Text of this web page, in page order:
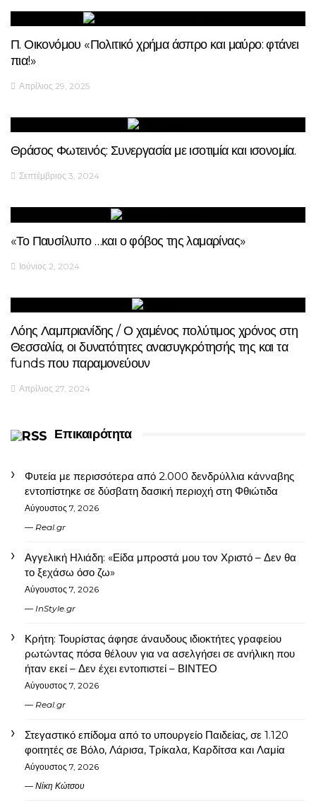
Π. Οικονόμου «Πολιτικό χρήμα άσπρο και μαύρο: φτάνει
πια!»
Απρίλιος 29, 2025
Θράσος Φωτεινός: Συνεργασία με ισοτιμία και ισονομία.
Σεπτέμβριος 3, 2024
«Το Παυσίλυπο …και ο φόβος της λαμαρίνας»
Ιούνιος 2, 2024
Λόης Λαμπριανίδης / Ο χαμένος πολύτιμος χρόνος στη
Θεσσαλία, οι δυνατότητες ανασυγκρότησής της και τα
funds που παραμονεύουν
Απρίλιος 27, 2024
Επικαιρότητα
Φυτεία με περισσότερα από 2.000 δενδρύλλια κάνναβης
εντοπίστηκε σε δύσβατη δασική περιοχή στη Φθιώτιδα
Αύγουστος 7, 2026
Real.gr
Αγγελική Ηλιάδη: «Είδα μπροστά μου τον Χριστό – Δεν θα
το ξεχάσω όσο ζω»
Αύγουστος 7, 2026
InStyle.gr
Κρήτη: Τουρίστας άφησε άναυδους ιδιοκτήτες γραφείου
ρωτώντας πόσα θέλουν για να ασελγήσει σε ανήλικη που
ήταν εκεί – Δεν έχει εντοπιστεί – ΒΙΝΤΕΟ
Αύγουστος 7, 2026
Real.gr
Στεγαστικό επίδομα από το υπουργείο Παιδείας, σε 1.120
φοιτητές σε Βόλο, Λάρισα, Τρίκαλα, Καρδίτσα και Λαμία
Αύγουστος 7, 2026
Νίκη Κώτσου